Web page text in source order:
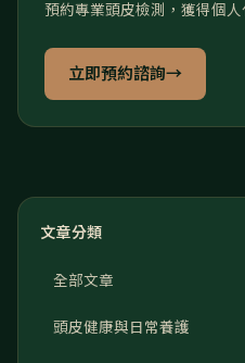
預約專業頭皮檢測，獲得個人
立即預約諮詢→
文章分類
全部文章
頭皮健康與日常養護